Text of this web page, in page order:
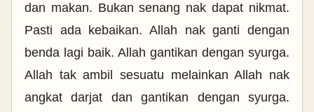
dan makan. Bukan senang nak dapat nikmat.
Pasti ada kebaikan. Allah nak ganti dengan
benda lagi baik. Allah gantikan dengan syurga.
Allah tak ambil sesuatu melainkan Allah nak
angkat darjat dan gantikan dengan syurga.